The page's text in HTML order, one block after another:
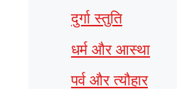
दुर्गा स्तुति
धर्म और आस्था
पर्व और त्यौहार